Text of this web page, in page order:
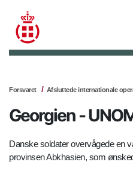
Forsvaret Afsluttede internationale
Georgien -
Danske soldater overvågede en
provinsen Abkhasien, som